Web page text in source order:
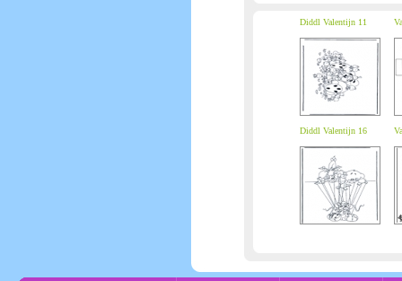
Diddl Valentijn 11
Diddl Valentijn 16